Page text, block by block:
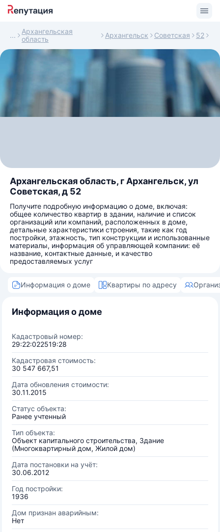
Архангельская
область
Архангельск Советская 52
Архангельская область, г Архангельск, ул
Советская, д 52
Получите подробную информацию о доме, включая:
общее количество квартир в здании, наличие и список
организаций или компаний, расположенных в доме,
детальные характеристики строения, такие как год
постройки, этажность, тип конструкции и использованные
материалы, информация об управляющей компании: её
название, контактные данные, и качество
предоставляемых услуг
Информация о доме Квартиры по адресу
Информация о доме
Кадастровый номер:
29:22:022519:28
Кадастровая стоимость:
30 547 667,51
Дата обновления стоимости:
30.11.2015
Статус объекта:
Ранее учтенный
Тип объекта:
Объект капитального строительства, Здание
(Многоквартирный дом, Жилой дом)
Дата постановки на учёт:
30.06.2012
Год постройки:
1936
Дом признан аварийным:
Нет